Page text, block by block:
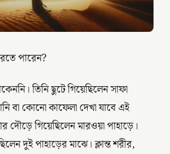
পারেন?
তিনি ছুটে গিয়েছিলেন সাফা
বা কোনো কাফেলা দেখা যাবে এই
দৌড়ে গিয়েছিলেন মারওয়া পাহাড়ে।
দুই পাহাড়ের মাঝে। ক্লান্ত শরীর,